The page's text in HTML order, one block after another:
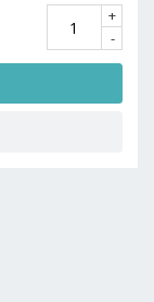
+
-